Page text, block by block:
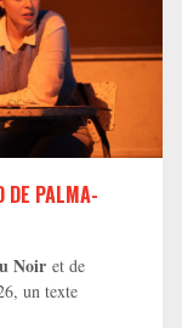
DE PALMA-
Noir et de
un texte